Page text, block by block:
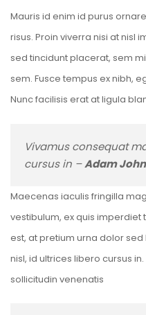
Mauris id enim id purus
risus. Proin viverra nisi at nisl
sed tincidunt placerat, sem
sem. Fusce tempus ex nibh,
Nunc facilisis erat at ligula
Vivamus consequat
cursus in –Adam John
Maecenas iaculis fringilla
vestibulum, ex quis
est, at pretium urna dolor
nisl, id ultrices libero cursus
sollicitudin venenatis